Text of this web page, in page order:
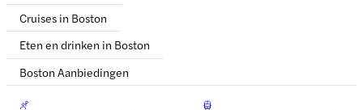
Cruises in Boston
Eten en drinken in Boston
Boston Aanbiedingen